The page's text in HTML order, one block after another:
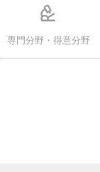
専門分野・得意分野